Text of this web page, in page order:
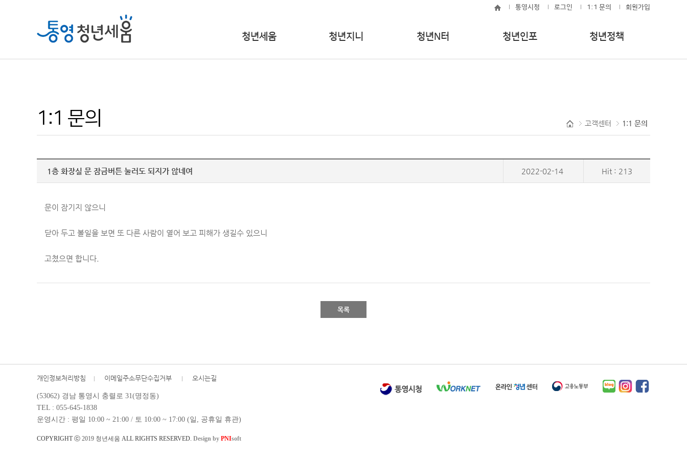
통영시청 로그인 1:1 문의 회원가입
청년세움 청년지니 청년N터 청년인포 청년정책
1:1 문의 고객센터 1:1 문의
1층 화장실 문 잠금버튼 눌러도 되지가 않네여 2022-02-14 Hit : 213
문이 잠기지 않으니
닫아 두고 볼일을 보면 또 다른 사람이 열어 보고 피해가 생길수 있으니
고쳤으면 합니다.
목록
개인정보처리방침 이메일주소무단수집거부 오시는길
(53062) 경남 통영시 충렬로 31(명정동)
TEL : 055-645-1838
운영시간 : 평일 10:00 ~ 21:00 / 토 10:00 ~ 17:00 (일, 공휴일 휴관)
COPYRIGHT ⓒ 2019 청년세움 ALL RIGHTS RESERVED. Design by PNIsoft